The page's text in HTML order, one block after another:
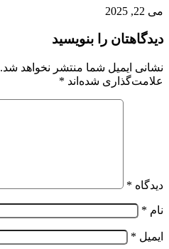
می 22, 2025
دیدگاهتان را بنویسید
نشانی ایمیل شما منتشر نخواهد شد.
علامت‌گذاری شده‌اند *
دیدگاه *
نام *
ایمیل *